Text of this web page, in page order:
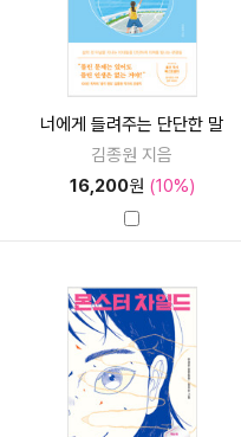
너에게 들려주는 단단한 말
김종원 지음
16,200원 (10%)